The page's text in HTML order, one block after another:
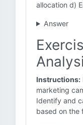
allocation d)
Answer
Instructions:
marketing
Identify and
based on the